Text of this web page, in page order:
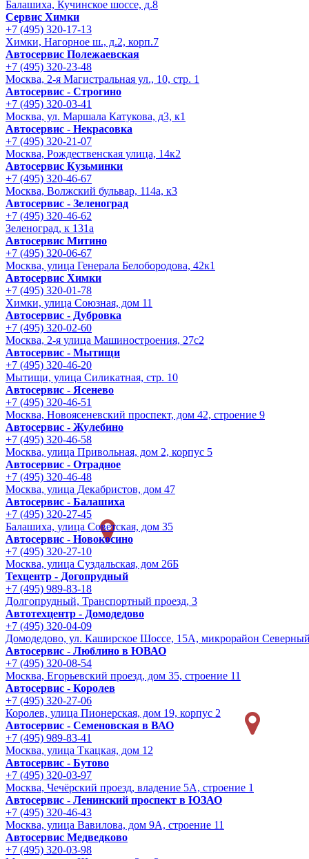
Балашиха, Кучинское шоссе, д.8
Сервис Химки
+7 (495) 320-17-13
Химки, Нагорное ш., д.2, корп.7
Автосервис Полежаевская
+7 (495) 320-23-48
Москва, 2-я Магистральная ул., 10, стр. 1
Автосервис - Строгино
+7 (495) 320-03-41
Москва, ул. Маршала Катукова, д3, к1
Автосервис - Некрасовка
+7 (495) 320-21-07
Москва, Рождественская улица, 14к2
Автосервис Кузьминки
+7 (495) 320-46-67
Москва, Волжский бульвар, 114а, к3
Автосервис - Зеленоград
+7 (495) 320-46-62
Зеленоград, к 131а
Автосервис Митино
+7 (495) 320-06-67
Москва, улица Генерала Белобородова, 42к1
Автосервис Химки
+7 (495) 320-01-78
Химки, улица Союзная, дом 11
Автосервис - Дубровка
+7 (495) 320-02-60
Москва, 2-я улица Машиностроения, 27с2
Автосервис - Мытищи
+7 (495) 320-46-20
Мытищи, улица Силикатная, стр. 10
Автосервис - Ясенево
+7 (495) 320-46-51
Москва, Новоясеневский проспект, дом 42, строение 9
Автосервис - Жулебино
+7 (495) 320-46-58
Москва, улица Привольная, дом 2, корпус 5
Автосервис - Отрадное
+7 (495) 320-46-48
Москва, улица Декабристов, дом 47
Автосервис - Балашиха
+7 (495) 320-27-45
Балашиха, улица Советская, дом 35
Автосервис - Новокосино
+7 (495) 320-27-10
Москва, улица Суздальская, дом 26Б
Техцентр - Догопрудный
+7 (495) 989-83-18
Долгопрудный, Транспортный проезд, 3
Автотехцентр - Домодедово
+7 (495) 320-04-09
Домодедово, ул. Каширское Шоссе, 15А, микрорайон
Автосервис - Люблино в ЮВАО
+7 (495) 320-08-54
Москва, Егорьевский проезд, дом 35, строение 11
Автосервис - Королев
+7 (495) 320-27-06
Королев, улица Пионерская, дом 19, корпус 2
Автосервис - Семеновская в ВАО
+7 (495) 989-83-41
Москва, улица Ткацкая, дом 12
Автосервис - Бутово
+7 (495) 320-03-97
Москва, Чечёрский проезд, владение 5А, строение 1
Автосервис - Ленинский проспект в ЮЗАО
+7 (495) 320-46-43
Москва, улица Вавилова, дом 9A, строение 11
Автосервис Медведково
+7 (495) 320-03-98